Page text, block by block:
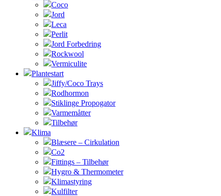
Coco
Jord
Leca
Perlit
Jord Forbedring
Rockwool
Vermiculite
Plantestart
Jiffy/Coco Trays
Rodhormon
Stiklinge Propogator
Varmemåtter
Tilbehør
Klima
Blæsere – Cirkulation
Co2
Fittings – Tilbehør
Hygro & Thermometer
Klimastyring
Kulfilter